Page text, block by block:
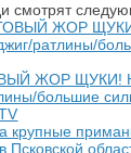
смотрят
ЖОР ЩУКИ!
большие